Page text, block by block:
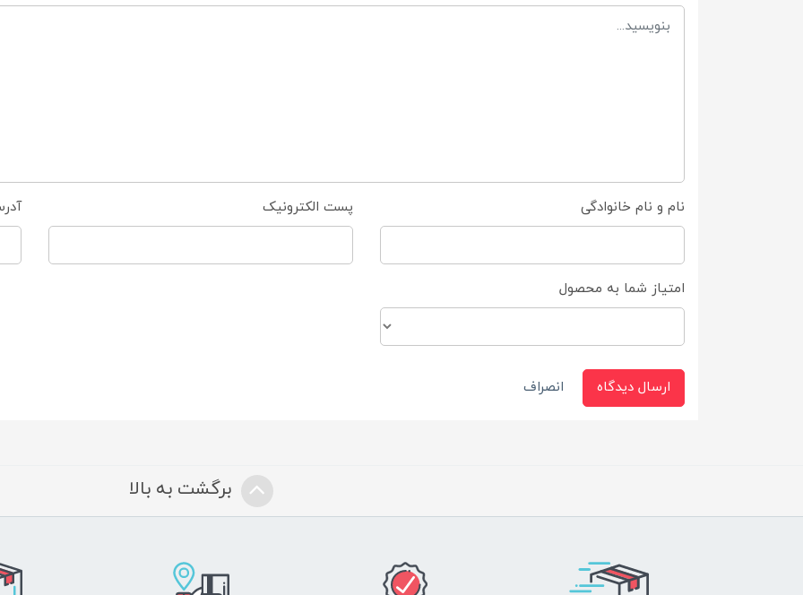
نام و نام خانوادگی پست الکترونیک
امتیاز شما به محصول
ارسال دیدگاه انصراف
برگشت به بالا